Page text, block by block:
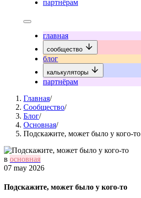
партнёрам
главная
сообщество
блог
калькуляторы
партнёрам
Главная/
Сообщество/
Блог/
Основная/
Подскажите, может было у кого-то
в основная
07 may 2026
Подскажите, может было у кого-то